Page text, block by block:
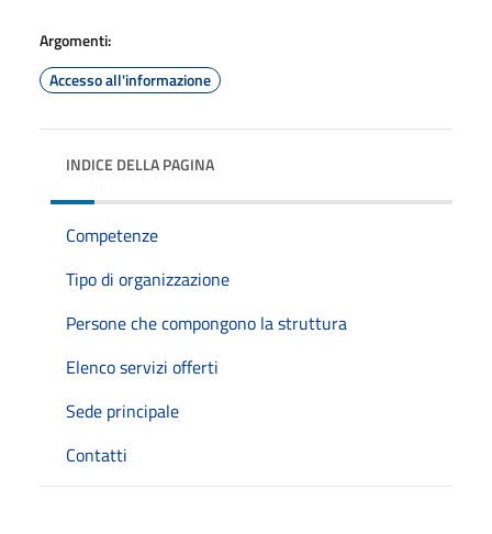
Argomenti:
Accesso all'informazione
INDICE DELLA PAGINA
Competenze
Tipo di organizzazione
Persone che compongono la struttura
Elenco servizi offerti
Sede principale
Contatti